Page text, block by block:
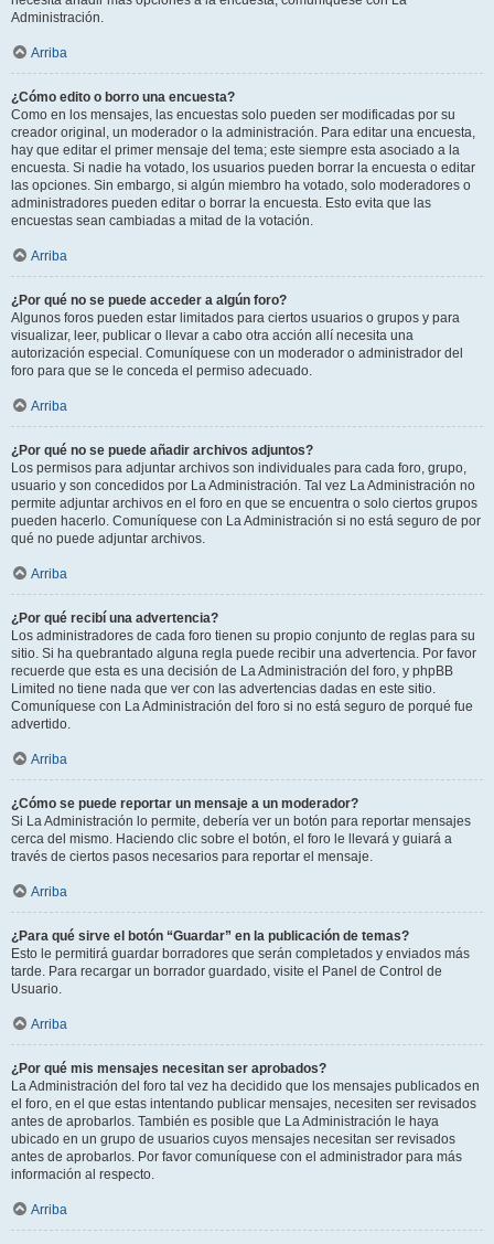
Administración.
Arriba
¿Cómo edito o borro una encuesta?
Como en los mensajes, las encuestas solo pueden ser modificadas por su
creador original, un moderador o la administración. Para editar una encuesta,
hay que editar el primer mensaje del tema; este siempre esta asociado a la
encuesta. Si nadie ha votado, los usuarios pueden borrar la encuesta o editar
las opciones. Sin embargo, si algún miembro ha votado, solo moderadores o
administradores pueden editar o borrar la encuesta. Esto evita que las
encuestas sean cambiadas a mitad de la votación.
Arriba
¿Por qué no se puede acceder a algún foro?
Algunos foros pueden estar limitados para ciertos usuarios o grupos y para
visualizar, leer, publicar o llevar a cabo otra acción allí necesita una
autorización especial. Comuníquese con un moderador o administrador del
foro para que se le conceda el permiso adecuado.
Arriba
¿Por qué no se puede añadir archivos adjuntos?
Los permisos para adjuntar archivos son individuales para cada foro, grupo,
usuario y son concedidos por La Administración. Tal vez La Administración no
permite adjuntar archivos en el foro en que se encuentra o solo ciertos grupos
pueden hacerlo. Comuníquese con La Administración si no está seguro de por
qué no puede adjuntar archivos.
Arriba
¿Por qué recibí una advertencia?
Los administradores de cada foro tienen su propio conjunto de reglas para su
sitio. Si ha quebrantado alguna regla puede recibir una advertencia. Por favor
recuerde que esta es una decisión de La Administración del foro, y phpBB
Limited no tiene nada que ver con las advertencias dadas en este sitio.
Comuníquese con La Administración del foro si no está seguro de porqué fue
advertido.
Arriba
¿Cómo se puede reportar un mensaje a un moderador?
Si La Administración lo permite, debería ver un botón para reportar mensajes
cerca del mismo. Haciendo clic sobre el botón, el foro le llevará y guiará a
través de ciertos pasos necesarios para reportar el mensaje.
Arriba
¿Para qué sirve el botón “Guardar” en la publicación de temas?
Esto le permitirá guardar borradores que serán completados y enviados más
tarde. Para recargar un borrador guardado, visite el Panel de Control de
Usuario.
Arriba
¿Por qué mis mensajes necesitan ser aprobados?
La Administración del foro tal vez ha decidido que los mensajes publicados en
el foro, en el que estas intentando publicar mensajes, necesiten ser revisados
antes de aprobarlos. También es posible que La Administración le haya
ubicado en un grupo de usuarios cuyos mensajes necesitan ser revisados
antes de aprobarlos. Por favor comuníquese con el administrador para más
información al respecto.
Arriba